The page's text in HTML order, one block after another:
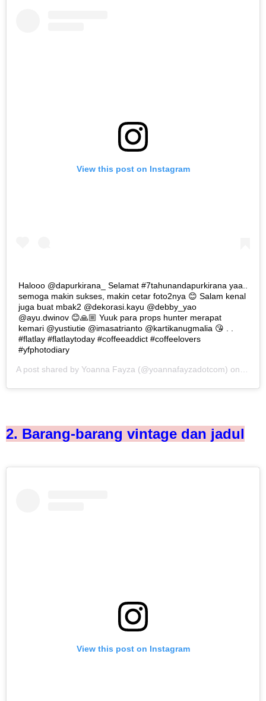
View this post on Instagram
Halooo @dapurkirana_ Selamat #7tahunandapurkirana yaa..
semoga makin sukses, makin cetar foto2nya 😊 Salam kenal
juga buat mbak2 @dekorasi.kayu @debby_yao
@ayu.dwinov 😊🙏🏼 Yuuk para props hunter merapat
kemari @yustiutie @imasatrianto @kartikanugmalia 😘 . .
#flatlay #flatlaytoday #coffeeaddict #coffeelovers
#yfphotodiary
A post shared by Yoanna Fayza (@yoannafayzadotcom) on
2. Barang-barang vintage dan jadul
View this post on Instagram